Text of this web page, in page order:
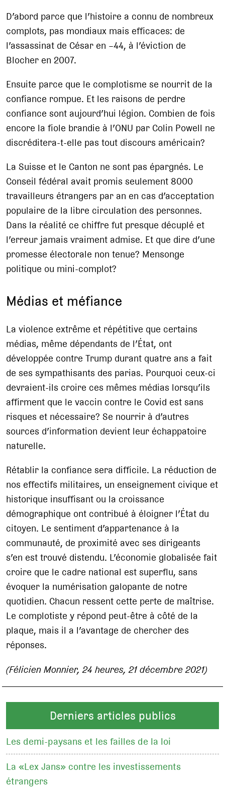
D’abord parce que l’histoire a connu de nombreux
complots, pas mondiaux mais efficaces: de
l’assassinat de César en –44, à l’éviction de
Blocher en 2007.
Ensuite parce que le complotisme se nourrit de la
confiance rompue. Et les raisons de perdre
confiance sont aujourd’hui légion. Combien de fois
encore la fiole brandie à l’ONU par Colin Powell ne
discréditera-t-elle pas tout discours américain?
La Suisse et le Canton ne sont pas épargnés. Le
Conseil fédéral avait promis seulement 8000
travailleurs étrangers par an en cas d’acceptation
populaire de la libre circulation des personnes.
Dans la réalité ce chiffre fut presque décuplé et
l’erreur jamais vraiment admise. Et que dire d’une
promesse électorale non tenue? Mensonge
politique ou mini-complot?
Médias et méfiance
La violence extrême et répétitive que certains
médias, même dépendants de l’État, ont
développée contre Trump durant quatre ans a fait
de ses sympathisants des parias. Pourquoi ceux-ci
devraient-ils croire ces mêmes médias lorsqu’ils
affirment que le vaccin contre le Covid est sans
risques et nécessaire? Se nourrir à d’autres
sources d’information devient leur échappatoire
naturelle.
Rétablir la confiance sera difficile. La réduction de
nos effectifs militaires, un enseignement civique et
historique insuffisant ou la croissance
démographique ont contribué à éloigner l’État du
citoyen. Le sentiment d’appartenance à la
communauté, de proximité avec ses dirigeants
s’en est trouvé distendu. L’économie globalisée fait
croire que le cadre national est superflu, sans
évoquer la numérisation galopante de notre
quotidien. Chacun ressent cette perte de maîtrise.
Le complotiste y répond peut-être à côté de la
plaque, mais il a l’avantage de chercher des
réponses.
(Félicien Monnier, 24 heures, 21 décembre 2021)
Derniers articles publics
Les demi-paysans et les failles de la loi
La «Lex Jans» contre les investissements
étrangers